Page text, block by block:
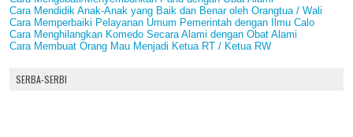
Cara Mendidik Anak-Anak yang Baik dan Benar oleh Orangtua / Wali
Cara Memperbaiki Pelayanan Umum Pemerintah dengan Ilmu Calo
Cara Menghilangkan Komedo Secara Alami dengan Obat Alami
Cara Membuat Orang Mau Menjadi Ketua RT / Ketua RW
SERBA-SERBI